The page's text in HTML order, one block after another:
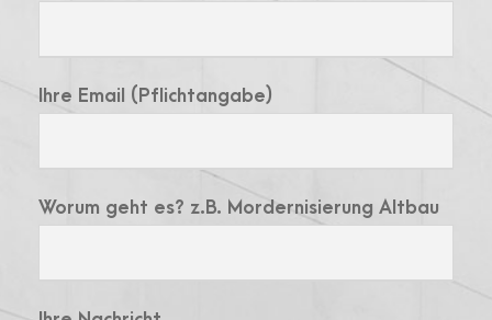
Ihre Email (Pflichtangabe)
Worum geht es? z.B. Mordernisierung Altbau